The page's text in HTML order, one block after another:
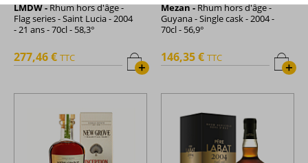
LMDW -Rhum hors d'âge -
Flag series - Saint Lucia - 2004
- 21 ans - 70cl - 58,3°
+
277,46 € TTC
Mezan -Rhum hors d'âge -
Guyana - Single cask - 2004 -
70cl - 56,9°
+
146,35 € TTC